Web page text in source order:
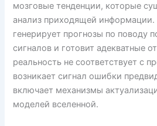
мозговые тенденции, которые
анализ приходящей информации.
генерирует прогнозы по поводу
сигналов и готовит адекватные
реальность не соответствует с
возникает сигнал ошибки
включает механизмы
моделей вселенной.